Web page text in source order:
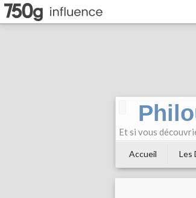
Et si vous
Accueil Les